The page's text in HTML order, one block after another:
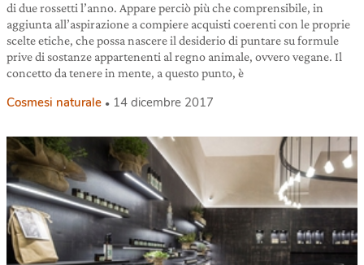
di due rossetti l’anno. Appare perciò più che comprensibile, in
aggiunta all’aspirazione a compiere acquisti coerenti con le proprie
scelte etiche, che possa nascere il desiderio di puntare su formule
prive di sostanze appartenenti al regno animale, ovvero vegane. Il
concetto da tenere in mente, a questo punto, è
Cosmesi naturale 14 dicembre 2017